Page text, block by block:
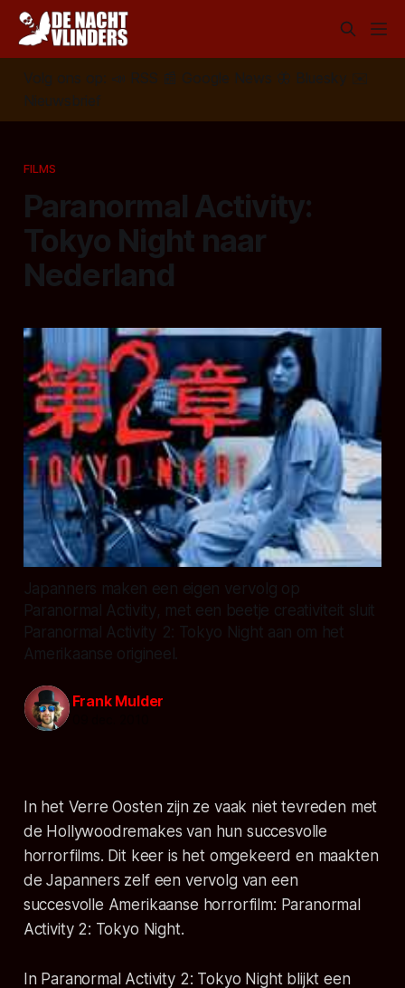
Volg ons op: 📣 RSS 📰 Google News 🦋 Bluesky
✉️
Nieuwsbrief
FILMS
Paranormal Activity:
Tokyo Night naar
Nederland
Japanners maken een eigen vervolg op
Paranormal Activity, met een beetje creativiteit sluit
Paranormal Activity 2: Tokyo Night aan om het
Amerikaanse origineel.
Frank Mulder
In het Verre Oosten zijn ze vaak niet tevreden met
de Hollywoodremakes van hun succesvolle
horrorfilms. Dit keer is het omgekeerd en maakten
de Japanners zelf een vervolg van een
succesvolle Amerikaanse horrorfilm: Paranormal
Activity 2: Tokyo Night.
In Paranormal Activity 2: Tokyo Night blijkt een